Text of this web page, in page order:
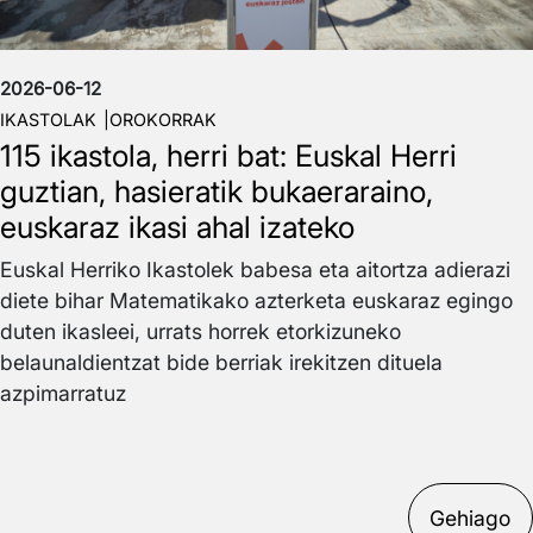
2026-06-12
IKASTOLAK OROKORRAK
115 ikastola, herri bat: Euskal Herri
guztian, hasieratik bukaeraraino,
euskaraz ikasi ahal izateko
Euskal Herriko Ikastolek babesa eta aitortza adierazi
diete bihar Matematikako azterketa euskaraz egingo
duten ikasleei, urrats horrek etorkizuneko
belaunaldientzat bide berriak irekitzen dituela
azpimarratuz
Gehiago